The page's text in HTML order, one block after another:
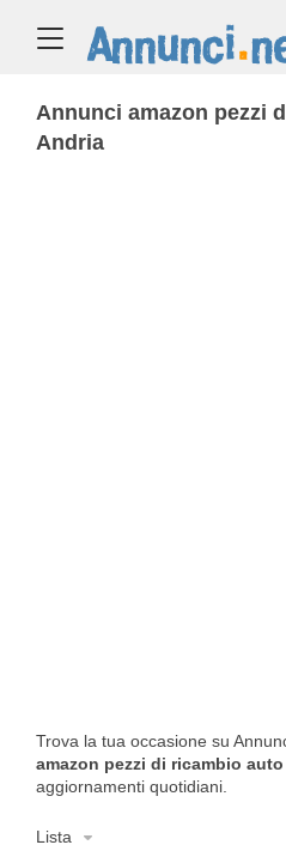
Annunci amazon pezzi
Andria
Trova la tua occasione su
amazon pezzi di ricambio
aggiornamenti quotidiani.
Lista